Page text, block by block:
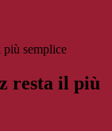
semplice
resta il più